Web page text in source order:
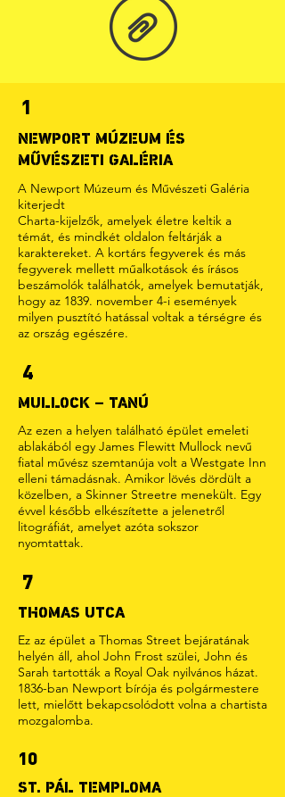
1
NEWPORT MÚZEUM ÉS
MŰVÉSZETI GALÉRIA
A Newport Múzeum és Művészeti Galéria
kiterjedt
Charta-kijelzők, amelyek életre keltik a
témát, és mindkét oldalon feltárják a
karaktereket. A kortárs fegyverek és más
fegyverek mellett műalkotások és írásos
beszámolók találhatók, amelyek bemutatják,
hogy az 1839. november 4-i események
milyen pusztító hatással voltak a térségre és
az ország egészére.
4
MULLOCK – TANÚ
Az ezen a helyen található épület emeleti
ablakából egy James Flewitt Mullock nevű
fiatal művész szemtanúja volt a Westgate Inn
elleni támadásnak. Amikor lövés dördült a
közelben, a Skinner Streetre menekült. Egy
évvel később elkészítette a jelenetről
litográfiát, amelyet azóta sokszor
nyomtattak.
7
THOMAS UTCA
Ez az épület a Thomas Street bejáratának
helyén áll, ahol John Frost szülei, John és
Sarah tartották a Royal Oak nyilvános házat.
1836-ban Newport bírója és polgármestere
lett, mielőtt bekapcsolódott volna a chartista
mozgalomba.
10
ST. PÁL TEMPLOMA